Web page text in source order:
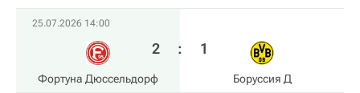
25.07.2026 14:00
Фортуна Дюссельдорф
2 : 1
Боруссия Д